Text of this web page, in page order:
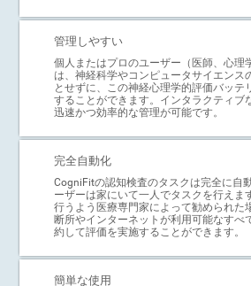
管理しやすい
個人またはプロのユーザー（医師、心理
は、神経科学やコンピュータサイエンス
とせずに、この神経心理学的評価バッテ
することができます。インタラクティブ
迅速かつ効率的な管理が可能です。
完全自動化
CogniFitの認知検査のタスクは完全に自
ーザーは家にいて一人でタスクを行えま
行うよう医療専門家によって勧められた
断所やインターネットが利用可能なすべ
約して評価を実施することができます。
簡単な使用